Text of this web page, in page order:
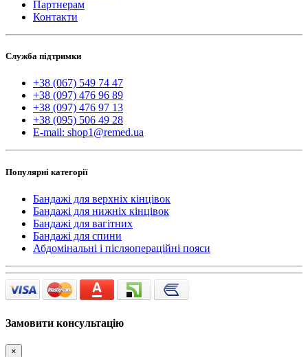
Партнерам
Контакти
Служба підтримки
+38 (067) 549 74 47
+38 (097) 476 96 89
+38 (097) 476 97 13
+38 (095) 506 49 28
E-mail: shop1@remed.ua
Популярні категорії
Бандажі для верхніх кінцівок
Бандажі для нижніх кінцівок
Бандажі для вагітних
Бандажі для спини
Абдомінальні і післяопераційні пояси
Замовити консультацію
×